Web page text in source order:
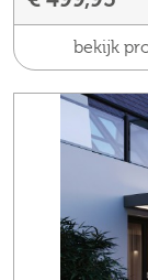
bekijk